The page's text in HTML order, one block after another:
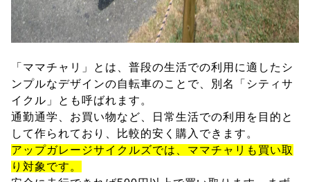
「ママチャリ」とは、普段の生活での利用に適したシ
ンプルなデザインの自転車のことで、別名「シティサ
イクル」とも呼ばれます。
通勤通学、お買い物など、日常生活での利用を目的と
して作られており、比較的安く購入できます。
アップガレージサイクルズでは、ママチャリも買い取
り対象です。